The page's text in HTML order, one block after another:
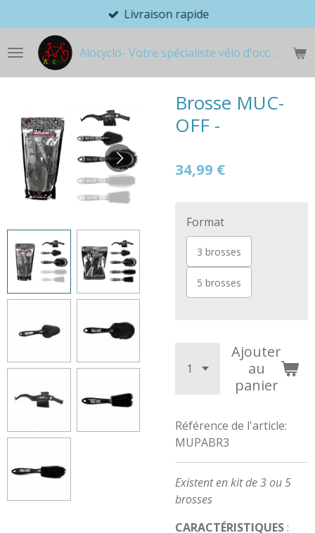
au
contenu
principal
Alocyclo- Votre spécialiste vélo d'occasion
Livraison rapide
Brosse MUC-
OFF -
34,99 €
Format
3 brosses
5 brosses
Ajouter
au
panier
Référence de l'article:
MUPABR3
Existent en kit de 3 ou 5
brosses
CARACTÉRISTIQUES: